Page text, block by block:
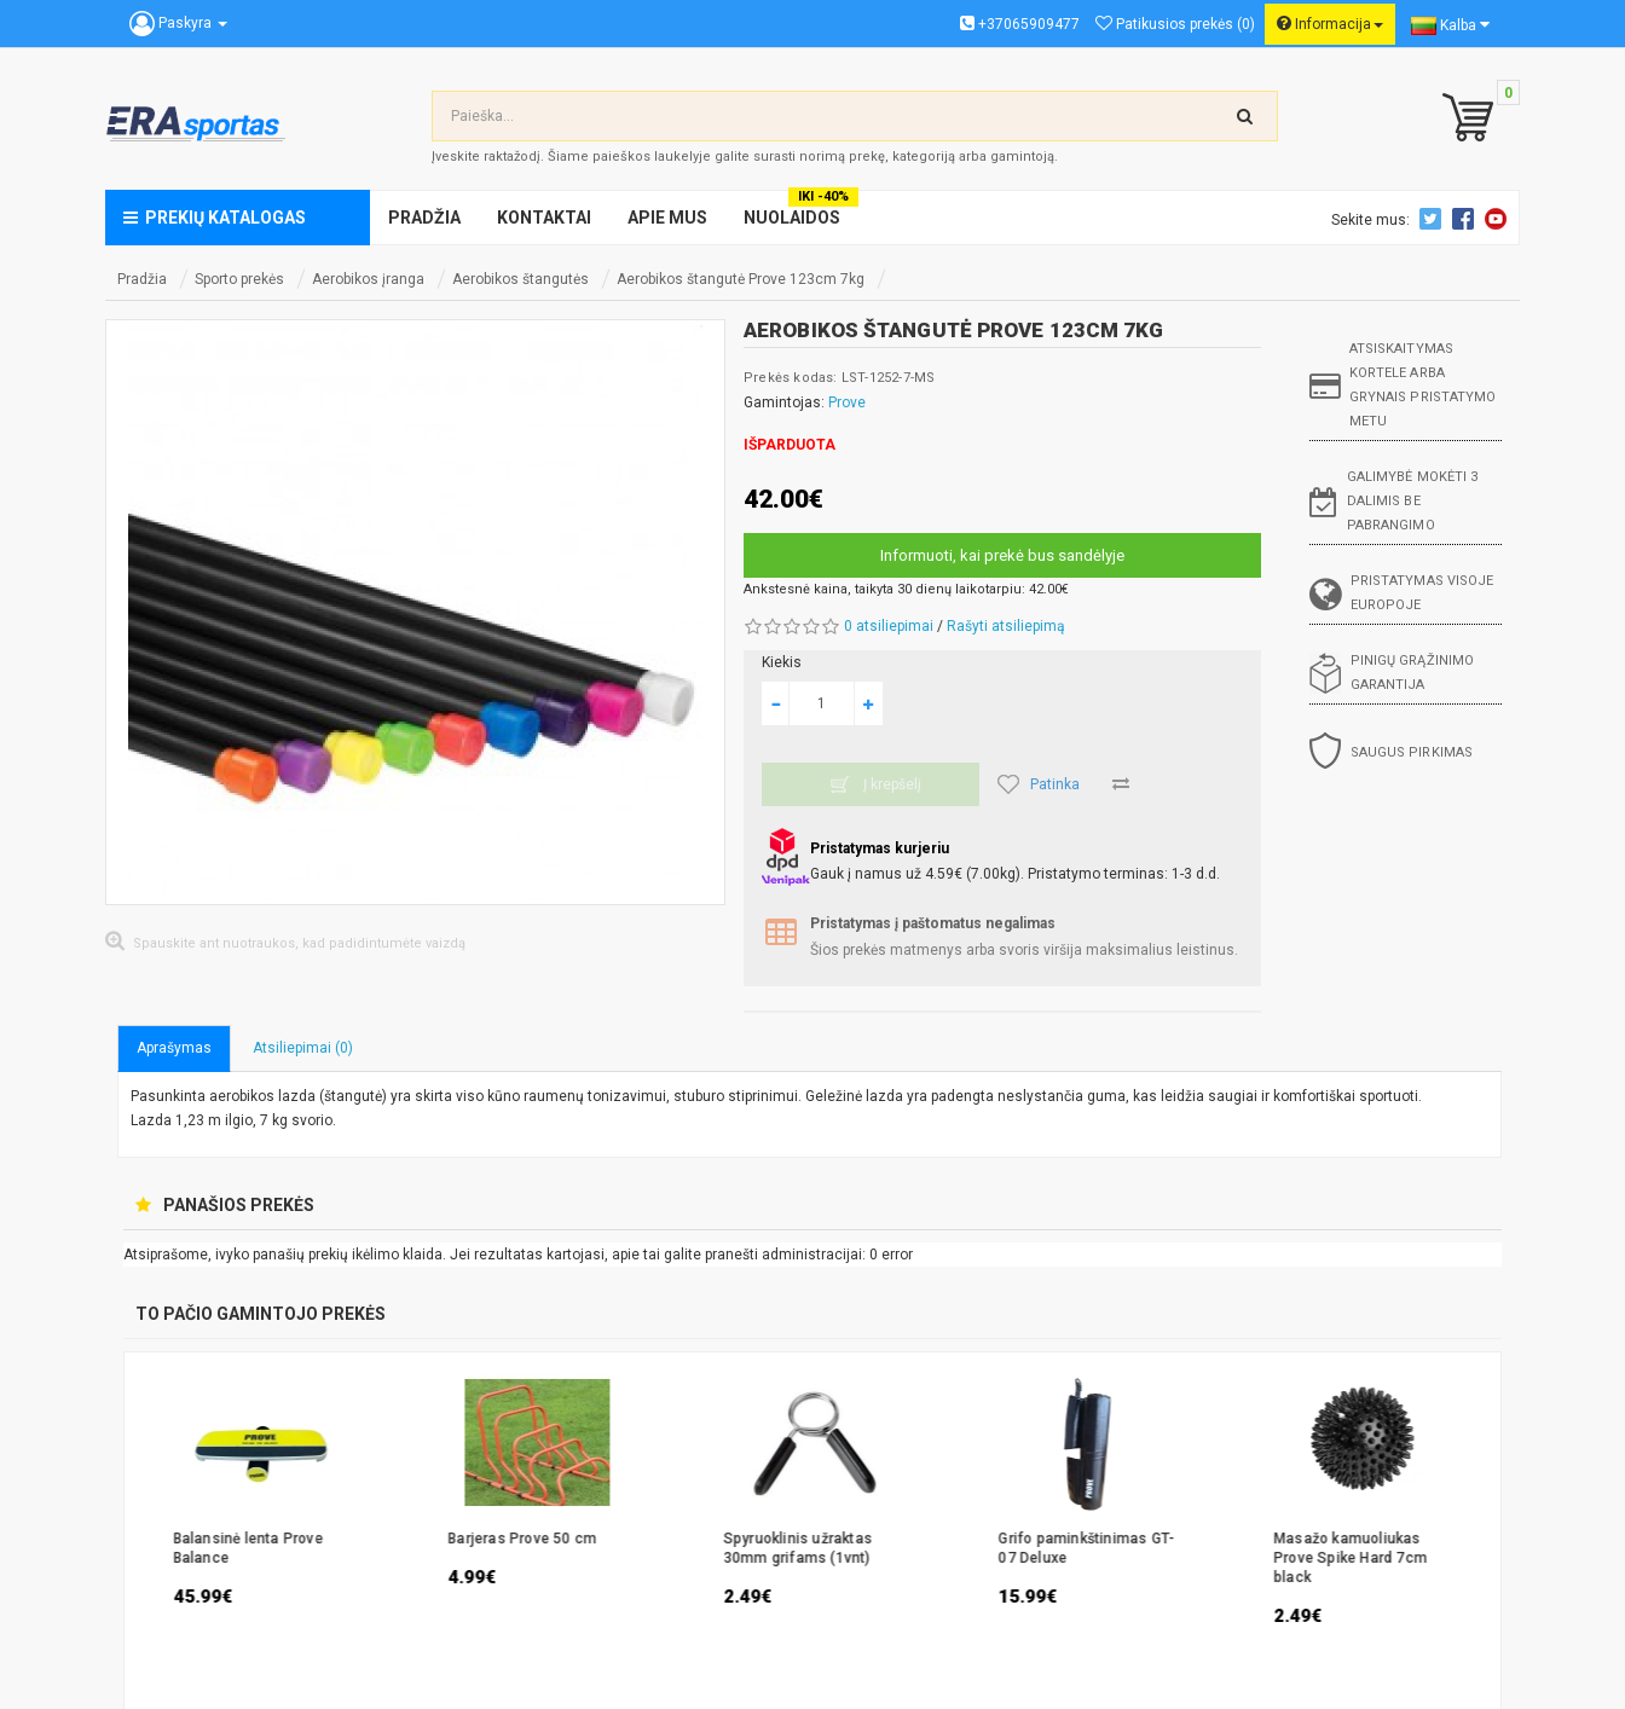
Paskyra +37065909477 Patikusios prekės (0) Informacija Kalba
Įveskite raktažodį. Šiame paieškos laukelyje galite surasti norimą prekę, kategoriją arba gamintoją.
0
PREKIŲ KATALOGAS PRADŽIA KONTAKTAI APIE MUS NUOLAIDOS
IKI -40%
Sekite mus:
Pradžia Sporto prekės Aerobikos įranga Aerobikos štangutės Aerobikos štangutė Prove 123cm 7kg
Spauskite ant nuotraukos, kad padidintumėte vaizdą
AEROBIKOS ŠTANGUTĖ PROVE 123CM 7KG
Prekės kodas: LST-1252-7-MS
Gamintojas: Prove
IŠPARDUOTA
42.00€
Informuoti, kai prekė bus sandėlyje
Ankstesnė kaina, taikyta 30 dienų laikotarpiu: 42.00€
0 atsiliepimai / Rašyti atsiliepimą
Kiekis
Į krepšelį Patinka
Pristatymas kurjeriu
Gauk į namus už 4.59€ (7.00kg). Pristatymo terminas: 1-3 d.d.
Pristatymas į paštomatus negalimas
Šios prekės matmenys arba svoris viršija maksimalius leistinus.
ATSISKAITYMAS
KORTELE ARBA
GRYNAIS PRISTATYMO
METU
GALIMYBĖ MOKĖTI 3
DALIMIS BE
PABRANGIMO
PRISTATYMAS VISOJE
EUROPOJE
PINIGŲ GRĄŽINIMO
GARANTIJA
SAUGUS PIRKIMAS
Aprašymas Atsiliepimai (0)
Pasunkinta aerobikos lazda (štangutė) yra skirta viso kūno raumenų tonizavimui, stuburo stiprinimui. Geležinė lazda yra padengta neslystančia guma, kas leidžia saugiai ir komfortiškai sportuoti.
Lazda 1,23 m ilgio, 7 kg svorio.
PANAŠIOS PREKĖS
Atsiprašome, ivyko panašių prekių ikėlimo klaida. Jei rezultatas kartojasi, apie tai galite pranešti administracijai: 0 error
TO PAČIO GAMINTOJO PREKĖS
Balansinė lenta Prove
Balance
45.99€
Barjeras Prove 50 cm
4.99€
Spyruoklinis užraktas
30mm grifams (1vnt)
2.49€
Grifo paminkštinimas GT-
07 Deluxe
15.99€
Masažo kamuoliukas
Prove Spike Hard 7cm
black
2.49€